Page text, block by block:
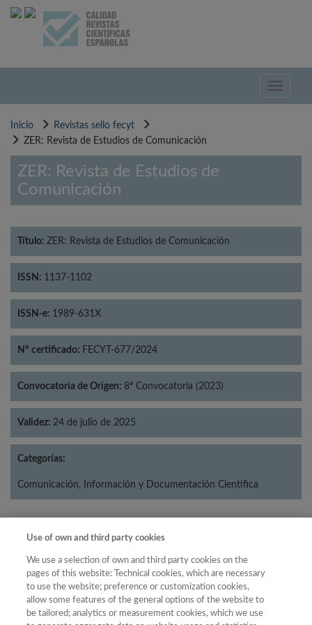
Pasar
Toggle
Inicio
Revistas sello fecyt
ZER: Revista de Estudios de Comunicación
ZER: Revista de Estudios de
Comunicación
Título: ZER: Revista de Estudios de Comunicación
ISSN: 1137-1102
ISSN-e: 1989-631X
Nº certificado: FECYT-677/2024
Convocatoria de Origen: 8ª Convocatoria (2023)
Validez: 24 de julio de 2025
Categorías:
Comunicación, Información y Documentación Científica
Año
Año Filtrar
Use of own and third party cookies
We use a selection of own and third party cookies on the
pages of this website: Technical cookies, which are necessary
to use the website; preference or customization cookies,
allow some features of the general options of the website to
be tailored; analytics or measurement cookies, which we use